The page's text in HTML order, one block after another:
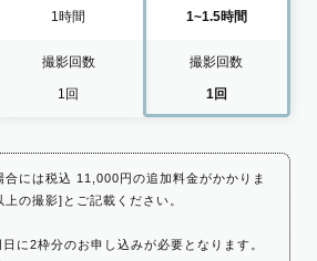
1時間
撮影回数
1回
1~1.5時間
撮影回数
1回
には税込 11,000円の追加料金がかかりま
の撮影]とご記載ください。
に2枠分のお申し込みが必要となります。